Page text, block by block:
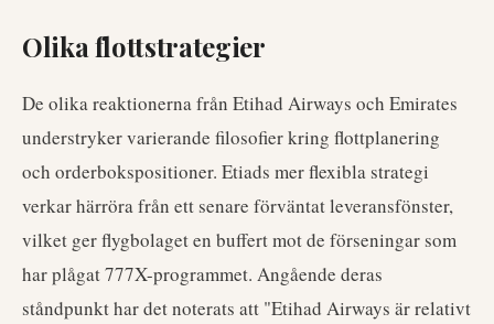
Olika flottstrategier
De olika reaktionerna från Etihad Airways och Emirates
understryker varierande filosofier kring flottplanering
och orderbokspositioner. Etiads mer flexibla strategi
verkar härröra från ett senare förväntat leveransfönster,
vilket ger flygbolaget en buffert mot de förseningar som
har plågat 777X-programmet. Angående deras
ståndpunkt har det noterats att "Etihad Airways är relativt